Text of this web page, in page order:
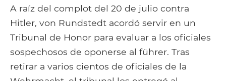
A raíz del complot del 20 de julio contra
Hitler, von Rundstedt acordó servir en un
Tribunal de Honor para evaluar a los oficiales
sospechosos de oponerse al führer. Tras
retirar a varios cientos de oficiales de la